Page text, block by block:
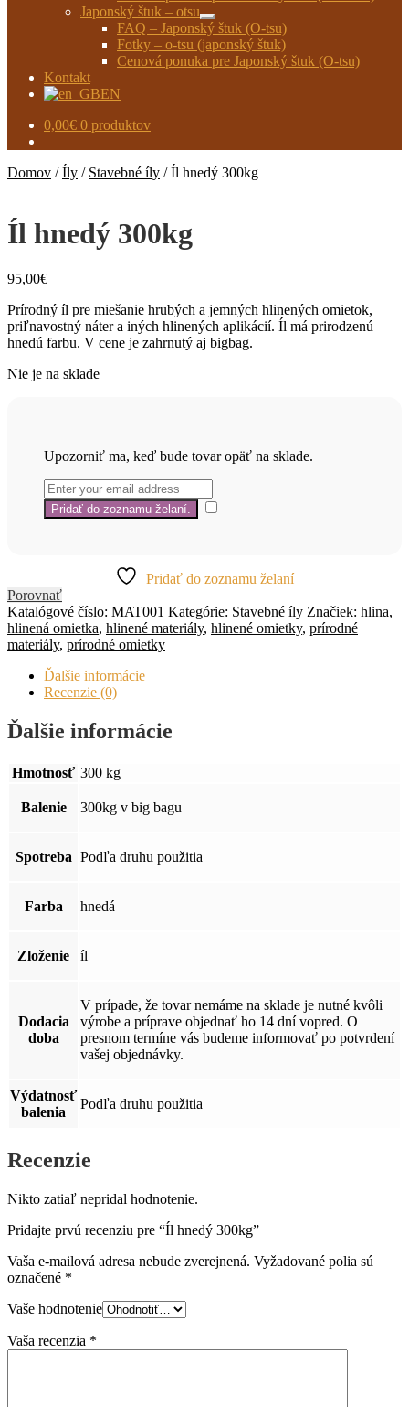
Japonský štuk – otsu
Rozbaliť
podradené
menu
FAQ – Japonský štuk (O-tsu)
Fotky – o-tsu (japonský štuk)
Cenová ponuka pre Japonský štuk (O-tsu)
Kontakt
EN
0,00€ 0 produktov
Domov /Íly / Stavebné íly /Íl hnedý 300kg
Íl hnedý 300kg
95,00€
Prírodný íl pre miešanie hrubých a jemných hlinených omietok,
priľnavostný náter a iných hlinených aplikácií. Íl má prirodzenú
hnedú farbu. V cene je zahrnutý aj bigbag.
Nie je na sklade
Upozorniť ma, keď bude tovar opäť na sklade.
Pridať do zoznamu želaní
Porovnať
Katalógové číslo: MAT001 Kategórie: Stavebné íly Značiek: hlina,
hlinená omietka, hlinené materiály, hlinené omietky, prírodné
materiály, prírodné omietky
Ďalšie informácie
Recenzie (0)
Ďalšie informácie
Hmotnosť 300 kg
Balenie 300kg v big bagu
Spotreba Podľa druhu použitia
Farba hnedá
Zloženie íl
Dodacia
doba
V prípade, že tovar nemáme na sklade je nutné kvôli
výrobe a príprave objednať ho 14 dní vopred. O
presnom termíne vás budeme informovať po potvrdení
vašej objednávky.
Výdatnosť
balenia
Podľa druhu použitia
Recenzie
Nikto zatiaľ nepridal hodnotenie.
Pridajte prvú recenziu pre “Íl hnedý 300kg”
Vaša e-mailová adresa nebude zverejnená. Vyžadované polia sú
označené *
Vaše hodnotenie
Vaša recenzia *